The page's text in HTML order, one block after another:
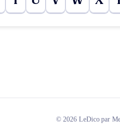
© 2026 LeDico par